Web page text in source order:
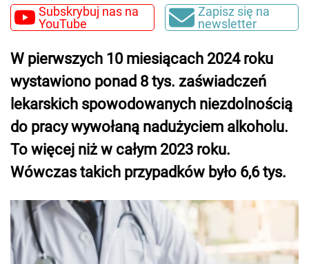
Subskrybuj nas na
YouTube
Zapisz się na
newsletter
W pierwszych 10 miesiącach 2024 roku
wystawiono ponad 8 tys. zaświadczeń
lekarskich spowodowanych niezdolnością
do pracy wywołaną nadużyciem alkoholu.
To więcej niż w całym 2023 roku.
Wówczas takich przypadków było 6,6 tys.